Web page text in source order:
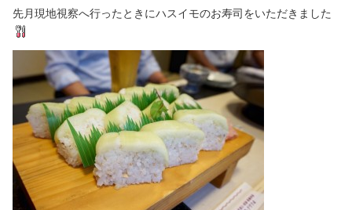
先月現地視察へ行ったときにハスイモのお寿司をいただきました